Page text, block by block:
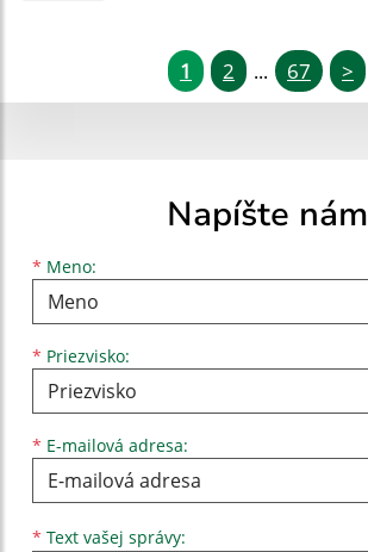
1 2 ... 67 >
Napíšte nám
* Meno:
Meno
* Priezvisko:
Priezvisko
* E-mailová adresa:
E-mailová adresa
* Text vašej správy: